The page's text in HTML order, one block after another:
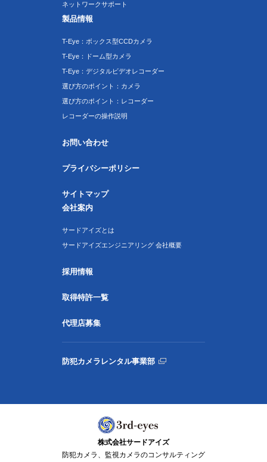
ネットワークサポート
製品情報
T-Eye：ボックス型CCDカメラ
T-Eye：ドーム型カメラ
T-Eye：デジタルビデオレコーダー
選び方のポイント：カメラ
選び方のポイント：レコーダー
レコーダーの操作説明
お問い合わせ
プライバシーポリシー
サイトマップ
会社案内
サードアイズとは
サードアイズエンジニアリング 会社概要
採用情報
取得特許一覧
代理店募集
防犯カメラレンタル事業部
株式会社サードアイズ
防犯カメラ、監視カメラのコンサルティング